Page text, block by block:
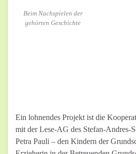
Beim Nachspielen der
gehörten Geschichte
Ein lohnendes Projekt ist die
mit der Lese-AG des Stefan-Andres-
Petra Pauli – den Kindern der